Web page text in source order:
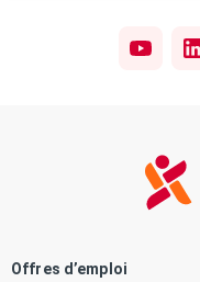
Offres d’emploi